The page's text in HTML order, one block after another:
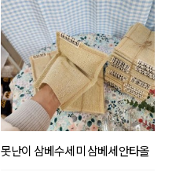
못난이 삼베수세미 삼베세안타올